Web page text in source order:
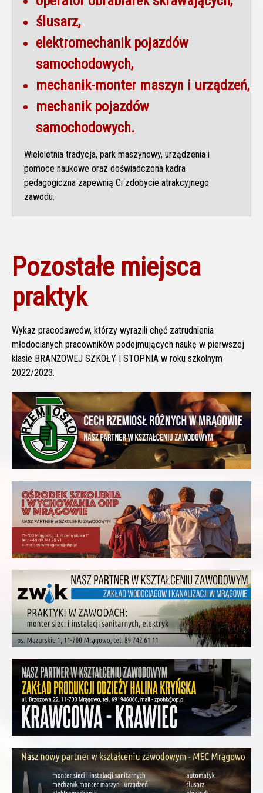
ślusarz,
elektromechanik pojazdów
samochodowych,
mechanik-monter maszyn i urządzeń,
mechanik pojazdów
samochodowych.
Wieloletnia tradycja, park maszynowy, urządzenia i
pomoce naukowe oraz doświadczona kadra
pedagogiczna zapewnią Ci zdobycie atrakcyjnego
zawodu.
Pozostałe miejsca
praktyk
Wykaz pracodawców, którzy wyrazili chęć zatrudnienia
młodocianych pracowników podejmujących naukę w pierwszej
klasie BRANŻOWEJ SZKOŁY I STOPNIA w roku szkolnym
2022/2023.